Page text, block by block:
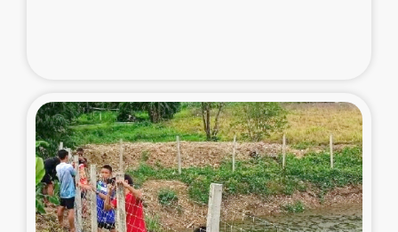
漁民によるマングローブ植林活動
レバノンでのシリア難民への食糧・越冬支援
レバノンにおける緊急支援